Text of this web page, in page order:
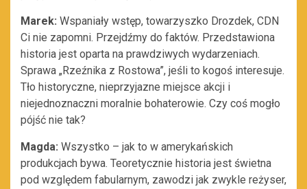
Marek: Wspaniały wstęp, towarzyszko Drozdek, CDN
Ci nie zapomni. Przejdźmy do faktów. Przedstawiona
historia jest oparta na prawdziwych wydarzeniach.
Sprawa „Rzeźnika z Rostowa”, jeśli to kogoś interesuje.
Tło historyczne, nieprzyjazne miejsce akcji i
niejednoznaczni moralnie bohaterowie. Czy coś mogło
pójść nie tak?
Magda: Wszystko – jak to w amerykańskich
produkcjach bywa. Teoretycznie historia jest świetna
pod względem fabularnym, zawodzi jak zwykle reżyser,